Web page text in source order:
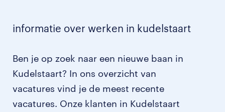
informatie over werken in kudelstaart
Ben je op zoek naar een nieuwe baan in
Kudelstaart? In ons overzicht van
vacatures vind je de meest recente
vacatures. Onze klanten in Kudelstaart